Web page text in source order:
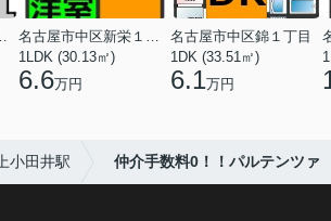
1LDK (30.13㎡)
6.6万円
名古屋市中区錦１丁目
1DK (33.51㎡)
6.1万円
上小田井駅 仲介手数料0！！パルテンツァ